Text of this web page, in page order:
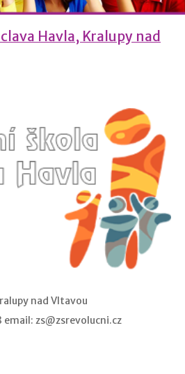
Havla, Kralupy nad
nad Vltavou
zs@zsrevolucni.cz